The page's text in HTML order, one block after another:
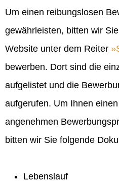
Um einen reibungslosen
gewährleisten, bitten wir
Website unter dem Reiter
bewerben. Dort sind die
aufgelistet und die
aufgerufen. Um Ihnen
angenehmen
bitten wir Sie folgende
Lebenslauf